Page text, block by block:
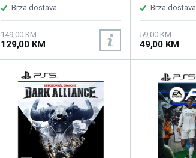
Brza dostava
149,00 KM
129,00 KM
Brza dostava
59,00 KM
49,00 KM